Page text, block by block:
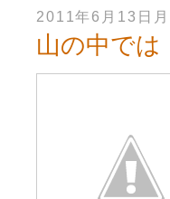
2011年6月13日月
山の中では